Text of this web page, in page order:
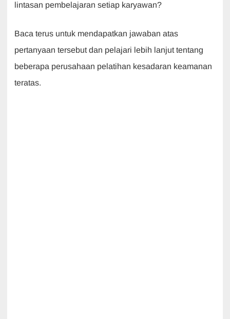
lintasan pembelajaran setiap karyawan?
Baca terus untuk mendapatkan jawaban atas
pertanyaan tersebut dan pelajari lebih lanjut tentang
beberapa perusahaan pelatihan kesadaran keamanan
teratas.